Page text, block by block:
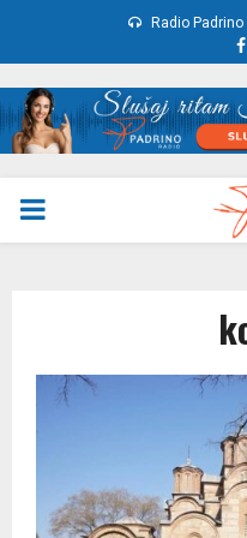
Radio Padrino
PRIMARY